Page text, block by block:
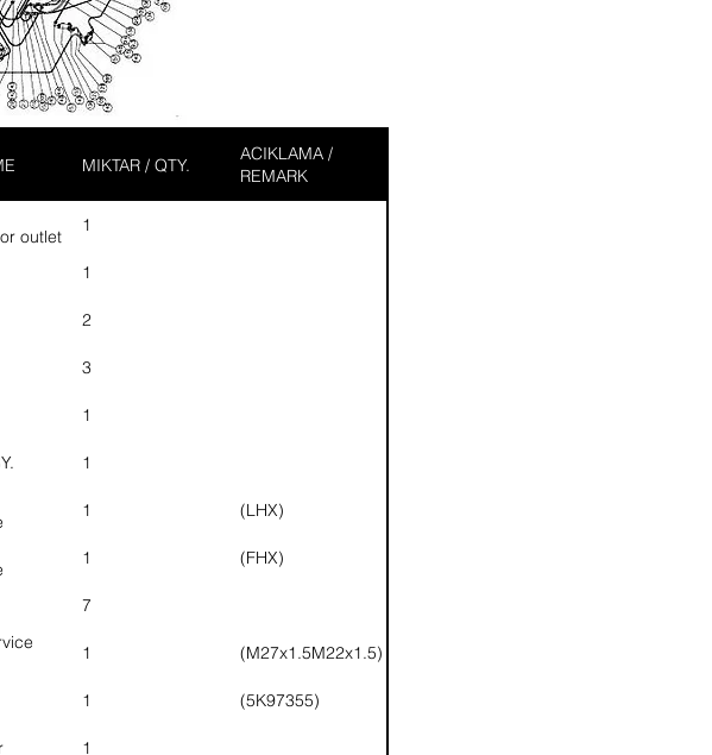
MIKTAR / QTY.
ACIKLAMA /
REMARK
outlet
1
1
2
3
1
1
1 (LHX)
1 (FHX)
7
1 (M27x1.5M22x1.5)
1 (5K97355)
1